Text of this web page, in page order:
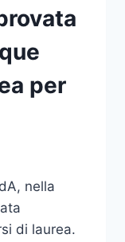
per
nella
di laurea.